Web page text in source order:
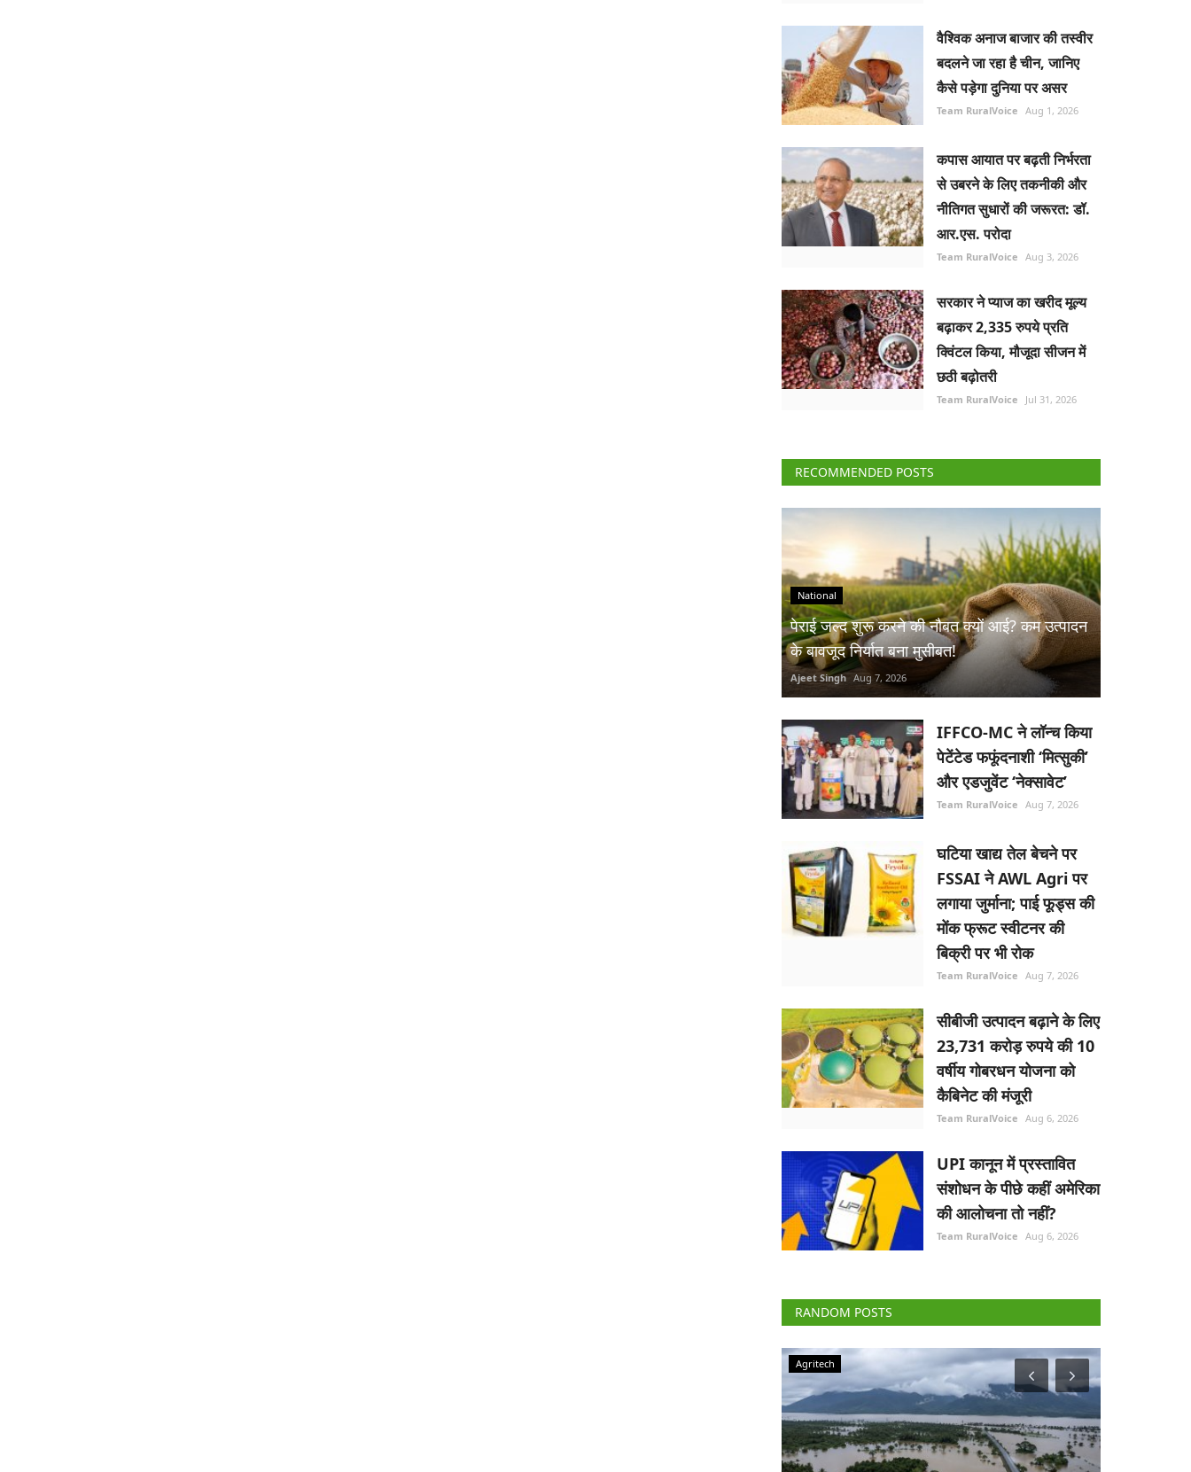
वैश्विक अनाज बाजार की तस्वीर
बदलने जा रहा है चीन, जानिए
कैसे पड़ेगा दुनिया पर असर
Team RuralVoice Aug 1, 2026
कपास आयात पर बढ़ती निर्भरता
से उबरने के लिए तकनीकी और
नीतिगत सुधारों की जरूरत: डॉ.
आर.एस. परोदा
Team RuralVoice Aug 3, 2026
सरकार ने प्याज का खरीद मूल्य
बढ़ाकर 2,335 रुपये प्रति
क्विंटल किया, मौजूदा सीजन में
छठी बढ़ोतरी
Team RuralVoice Jul 31, 2026
RECOMMENDED POSTS
National
पेराई जल्द शुरू करने की नौबत क्यों आई? कम उत्पादन
के बावजूद निर्यात बना मुसीबत!
Ajeet Singh Aug 7, 2026
IFFCO-MC ने लॉन्च किया
पेटेंटेड फफूंदनाशी ‘मित्सुकी’
और एडजुवेंट ‘नेक्सावेट’
Team RuralVoice Aug 7, 2026
घटिया खाद्य तेल बेचने पर
FSSAI ने AWL Agri पर
लगाया जुर्माना; पाई फूड्स की
मोंक फ्रूट स्वीटनर की
बिक्री पर भी रोक
Team RuralVoice Aug 7, 2026
सीबीजी उत्पादन बढ़ाने के लिए
23,731 करोड़ रुपये की 10
वर्षीय गोबरधन योजना को
कैबिनेट की मंजूरी
Team RuralVoice Aug 6, 2026
UPI कानून में प्रस्तावित
संशोधन के पीछे कहीं अमेरिका
की आलोचना तो नहीं?
Team RuralVoice Aug 6, 2026
RANDOM POSTS
Agriculture Conclave and NACOF Awards 2022